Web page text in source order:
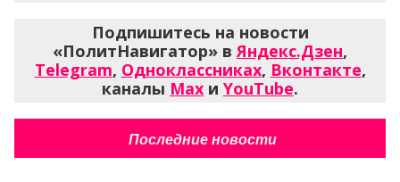
Подпишитесь на новости
«ПолитНавигатор» вЯндекс.Дзен,
Telegram, Одноклассниках, Вконтакте,
каналы Max и YouTube.
Последние новости